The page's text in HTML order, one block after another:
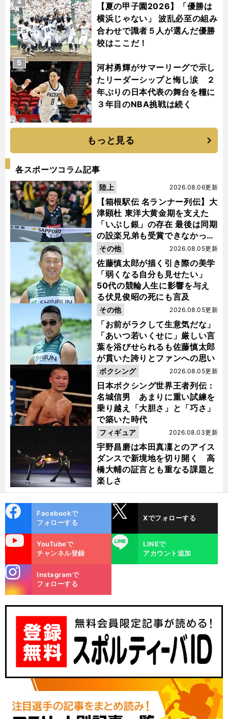
【夏の甲子園2026】「優勝は
横浜じゃない」 波乱必至の組み
合わせで識者５人が選んだ優勝
校はここだ！
河村勇輝がサマーリーグで示し
たリーダーシップと悔し涙 ２
年ぶりの日本代表の舞台を糧に
３年目のNBA挑戦は続く
5
もっと見る
各スポーツコラム記事
【箱根駅伝 名ランナー列伝】大
津顕杜 東洋大黄金期を支えた
「いぶし銀」の存在 最後は同期
の設楽兄弟も受賞できなかった
金栗杯に輝く
2026.08.06更新
陸上
佐藤慎太郎が描く引き際の美学
「弱くなる自分も見せたい」
50代の競輪人生に影響を与え
る伏見俊昭の死にも言及
2026.08.05更新
その他
「お前がラクして生意気だな」
「あいつ若いくせに」厳しい言
葉を浴びせられるも佐藤慎太郎
が貫いた誇りとファンへの思い
2026.08.05更新
その他
日本ボクシング世界王者列伝：
名城信男 あまりに重い試練を
乗り越え「大胆さ」と「巧さ」
で築いた時代
2026.08.05更新
ボクシング
宇野昌磨は本田真凜とのアイス
ダンスで新境地を切り開く 高
橋大輔の証言とも重なる課題と
楽しさ
2026.08.03更新
フィギュア
ok
Facebookで
フォローする
Xでフォローする
YouTubeで
チャンネル登録
LINE
LINEで
アカウント追加
m
Instagramで
フォローする